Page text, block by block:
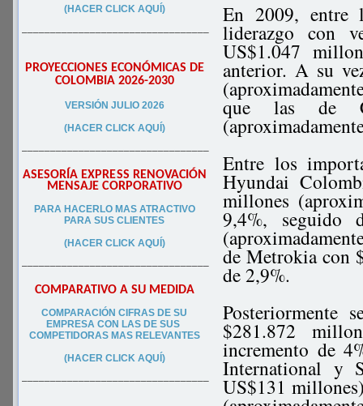
(HACER CLICK AQUÍ)
–––––––––––––––––––––––––––––––––
PROYECCIONES ECONÓMICAS DE
COLOMBIA 2026-2030
VERSIÓN JULIO 2026
(HACER CLICK AQUÍ)
–––––––––––––––––––––––––––––––––
ASESORÍA EXPRESS RENOVACIÓN
MENSAJE CORPORATIVO
PARA HACERLO MAS ATRACTIVO
PARA SUS CLIENTES
(HACER CLICK AQUÍ)
–––––––––––––––––––––––––––––––––
COMPARATIVO A SU MEDIDA
COMPARACIÓN CIFRAS DE SU
EMPRESA CON LAS DE SUS
COMPETIDORAS MAS RELEVANTES
(HACER CLICK AQUÍ)
–––––––––––––––––––––––––––––––––
En 2009, entre
liderazgo con
US$1.047
anterior. A su
que las de
Entre los
Hyundai
millones
9,4%, seguido
de Metrokia con
de 2,9%.
Posteriormente
$281.872
incremento de
International y
US$131